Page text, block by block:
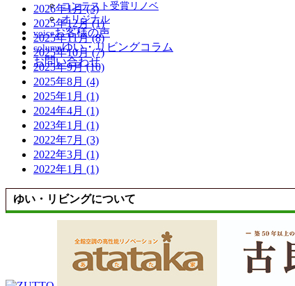
コンテスト受賞リノベ
オリジナル
voiceお客様の声
columnゆい・リビングコラム
お問い合わせ
2026年1月 (3)
2025年12月 (1)
2025年11月 (8)
2025年10月 (7)
2025年9月 (10)
2025年8月 (4)
2025年1月 (1)
2024年4月 (1)
2023年1月 (1)
2022年7月 (3)
2022年3月 (1)
2022年1月 (1)
ゆい・リビングについて